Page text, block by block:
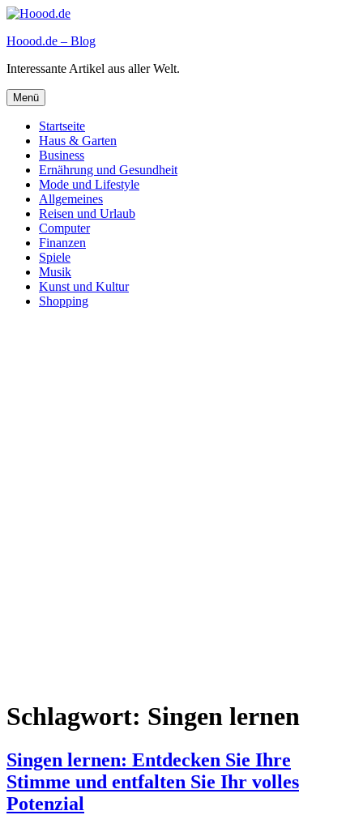
Zum
springen
Hoood.de – Blog
Interessante Artikel aus aller Welt.
Menü
Startseite
Haus & Garten
Business
Ernährung und Gesundheit
Mode und Lifestyle
Allgemeines
Reisen und Urlaub
Computer
Finanzen
Spiele
Musik
Kunst und Kultur
Shopping
Schlagwort: Singen lernen
Singen lernen: Entdecken Sie Ihre
Stimme und entfalten Sie Ihr volles
Potenzial